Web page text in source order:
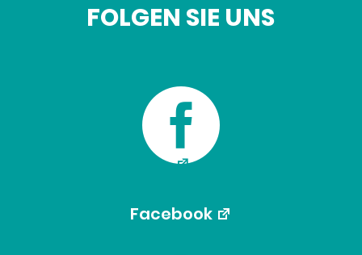
FOLGEN SIE UNS

Facebook